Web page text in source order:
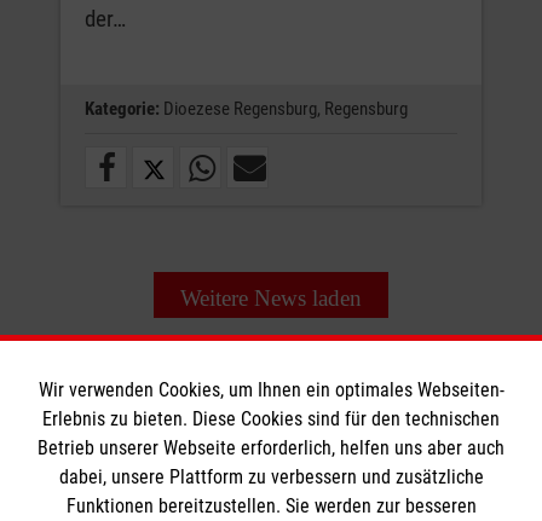
der…
Kategorie: Dioezese Regensburg, Regensburg
Weitere News laden
Informationen
Wir verwenden Cookies, um Ihnen ein optimales Webseiten-
Erlebnis zu bieten. Diese Cookies sind für den technischen
Betrieb unserer Webseite erforderlich, helfen uns aber auch
dabei, unsere Plattform zu verbessern und zusätzliche
Funktionen bereitzustellen. Sie werden zur besseren